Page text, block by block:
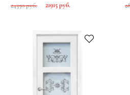
24350 руб. 21915 руб.